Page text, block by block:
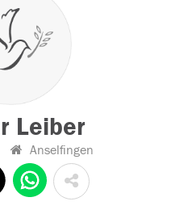
Leiber
Anselfingen